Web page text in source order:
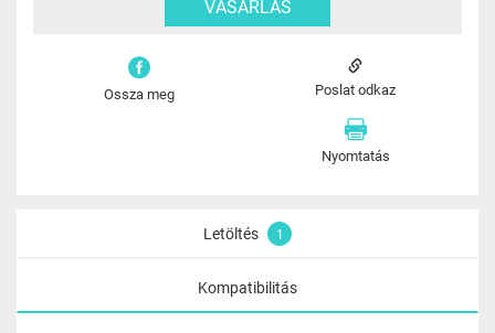
Ossza meg Poslat odkaz
Nyomtatás
Letöltés 1
Kompatibilitás